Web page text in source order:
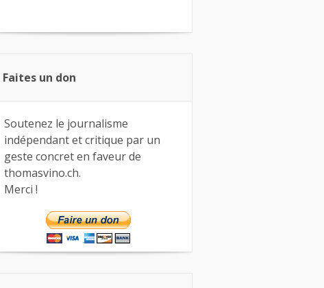
Faites un don
Soutenez le journalisme
indépendant et critique par un
geste concret en faveur de
thomasvino.ch.
Merci !